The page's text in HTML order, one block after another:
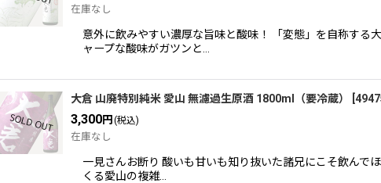
在庫なし
意外に飲みやすい濃厚な旨味と酸味！ 「変態」を自称する
ャープな酸味がガツンと…
大倉 山廃特別純米 愛山 無濾過生原酒 1800ml（要冷蔵）
3,300円 (税込)
在庫なし
一見さんお断り 酸いも甘いも知り抜いた諸兄にこそ飲んで
くる愛山の複雑…